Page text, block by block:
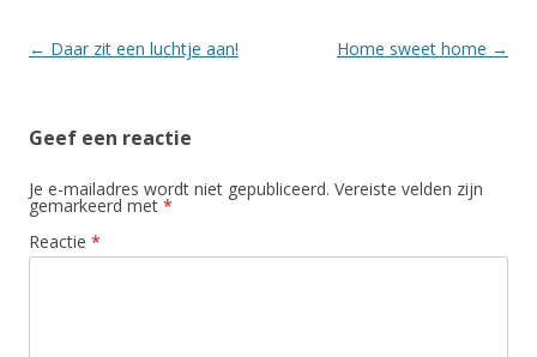
Berichtnavigatie
← Daar zit een luchtje aan! Home sweet home →
Geef een reactie
Je e-mailadres wordt niet gepubliceerd. Vereiste velden zijn
gemarkeerd met *
Reactie *